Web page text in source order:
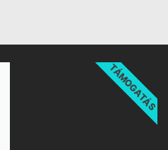
TÁMOGATÁS